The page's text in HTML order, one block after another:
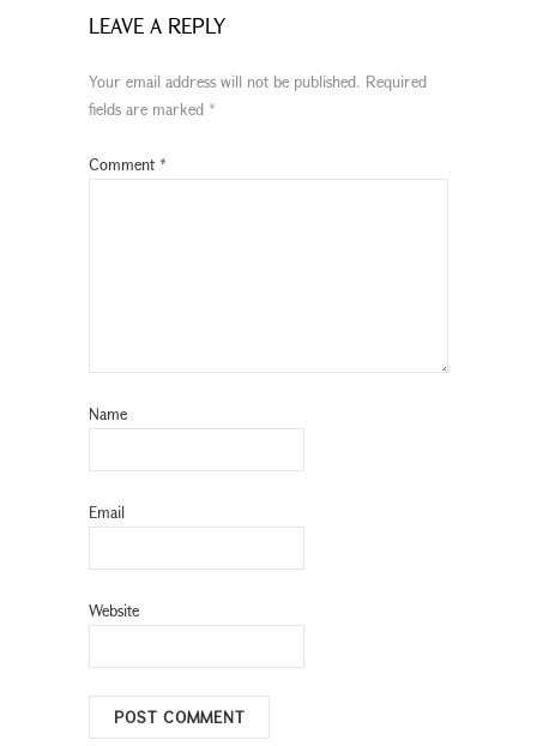
LEAVE A REPLY
Your email address will not be published. Required
fields are marked *
Comment *
Name
Email
Website